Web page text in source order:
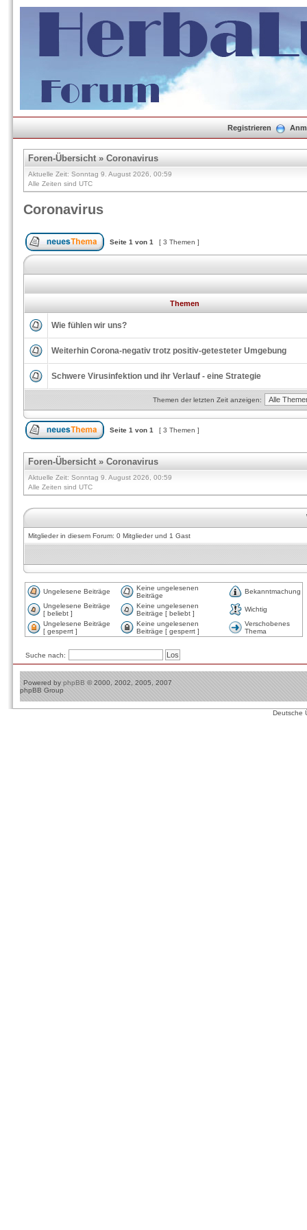
Registrieren
Foren-Übersicht» Coronavirus
Aktuelle Zeit: Sonntag 9. August 2026, 00:59
Alle Zeiten sind UTC
Coronavirus
Seite 1 von 1 [ 3 Themen ]
Themen
Wie fühlen wir uns?
Weiterhin Corona-negativ trotz positiv-getesteter Umgebung
Schwere Virusinfektion und ihr Verlauf - eine Strategie
Themen der letzten Zeit anzeigen:
Seite 1 von 1 [ 3 Themen ]
Foren-Übersicht» Coronavirus
Aktuelle Zeit: Sonntag 9. August 2026, 00:59
Alle Zeiten sind UTC
Mitglieder in diesem Forum: 0 Mitglieder und 1 Gast
Ungelesene Beiträge
Keine ungelesenen
Beiträge
Bekanntmachung
Ungelesene Beiträge
[ beliebt ]
Keine ungelesenen
Beiträge [ beliebt ]
Wichtig
Ungelesene Beiträge
[ gesperrt ]
Keine ungelesenen
Beiträge [ gesperrt ]
Verschobenes
Thema
Suche nach:
Powered by phpBB © 2000, 2002, 2005, 2007
phpBB Group
Deutsche